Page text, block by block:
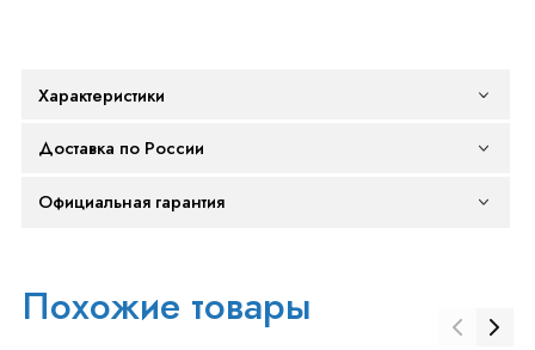
Характеристики
Доставка по России
Официальная гарантия
Похожие товары